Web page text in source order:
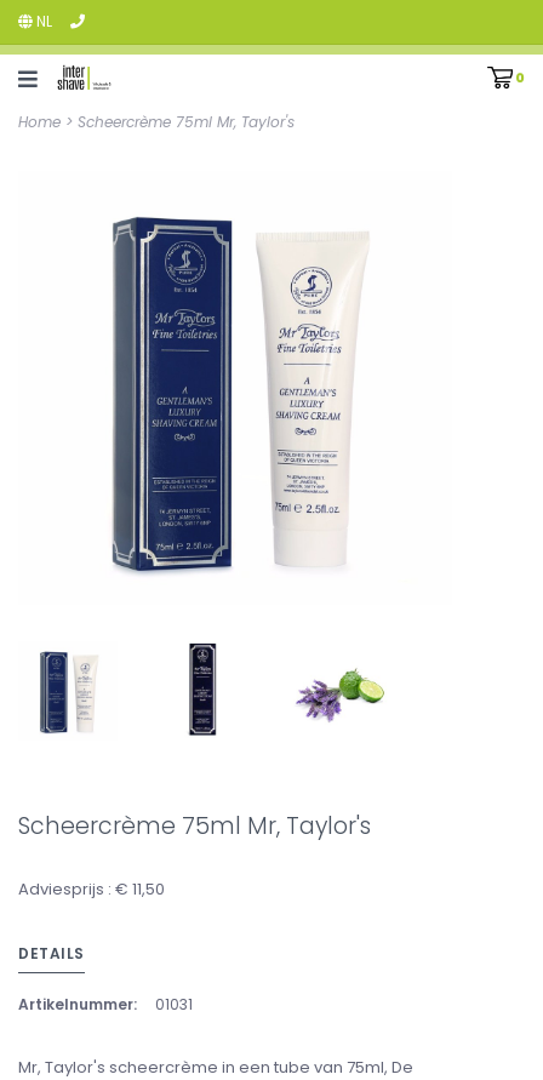
NL
0
Home > Scheercrème 75ml Mr, Taylor's
Scheercrème 75ml Mr, Taylor's
Adviesprijs : € 11,50
DETAILS
Artikelnummer: 01031
Mr, Taylor's scheercrème in een tube van 75ml, De